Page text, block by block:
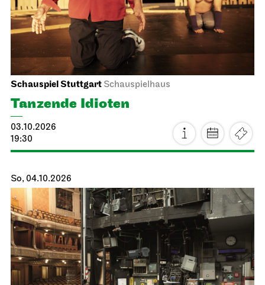
Schauspiel Stuttgart Schauspielhaus
Tanzende Idioten
03.10.2026
19:30
So, 04.10.2026